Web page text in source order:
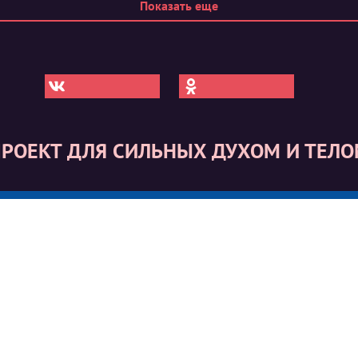
Показать еще
ДЛЯ СИЛЬНЫХ ДУХОМ И